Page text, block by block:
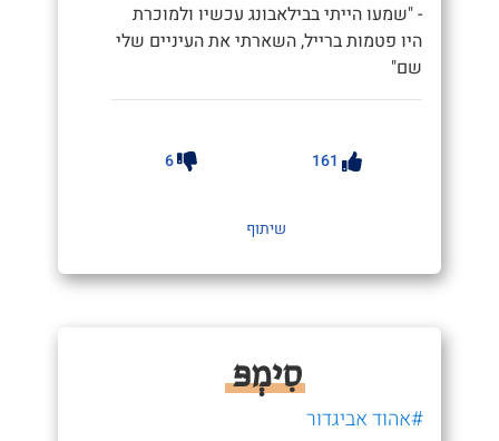
- "שמעו הייתי בבילאבונג עכשיו ולמוכרת
היו פטמות ברייל, השארתי את העיניים שלי
שם"
161
6
שיתוף
סִימְפּ
#אהוד אביגדור